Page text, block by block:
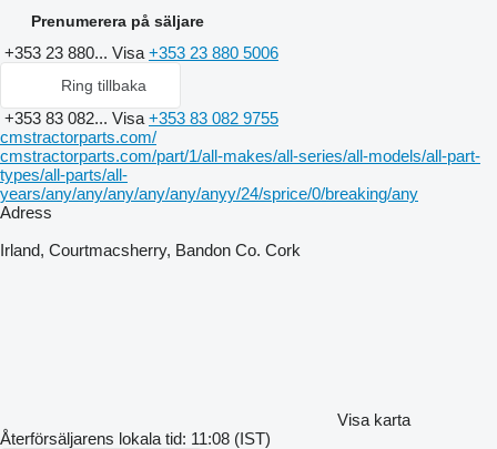
Prenumerera på säljare
+353 23 880... Visa +353 23 880 5006
Ring tillbaka
+353 83 082... Visa +353 83 082 9755
cmstractorparts.com/
cmstractorparts.com/part/1/all-makes/all-series/all-models/all-part-
types/all-parts/all-
years/any/any/any/any/any/anyy/24/sprice/0/breaking/any
Adress
Irland, Courtmacsherry, Bandon Co. Cork
Visa karta
Återförsäljarens lokala tid: 11:08 (IST)